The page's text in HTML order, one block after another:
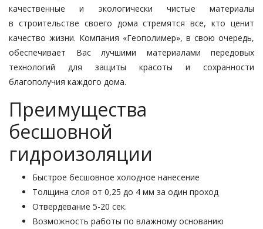
качественные и экологически чистые материалы
в строительстве своего дома стремятся все, кто ценит
качество жизни. Компания «Геополимер», в свою очередь,
обеспечивает Вас лучшими материалами передовых
технологий для защиты красоты и сохранности
благополучия каждого дома.
Преимущества
бесшовной
гидроизоляции
Быстрое бесшовное ­холодное нанесение
Толщина слоя от 0,25 ­до 4 мм за один проход
Отвердевание 5-20 сек.
Возможность работы по влажному основанию